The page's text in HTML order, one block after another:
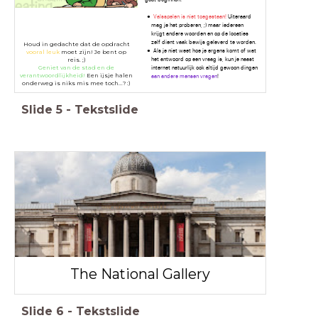
Valsspelen is niet toegestaan!Uiteraard
mag je het proberen, ;) maar iedereen
krijgt andere woorden en op de locaties
zelf dient vaak bewijs geleverd te worden.
Als je niet weet hoe je ergens komt of wat
het antwoord op een vraag is, kun je naast
internet natuurlijk ook altijd gewoon dingen
aan andere mensen vragen!
Houd in gedachte dat de opdracht
vooral leuk moet zijn! Je bent op
reis. ;)
Geniet van de stad en de
verantwoordlijkheid! Een ijsje halen
onderweg is niks mis mee toch...? :)
Slide 5 - Tekstslide
The National Gallery
Slide 6 - Tekstslide